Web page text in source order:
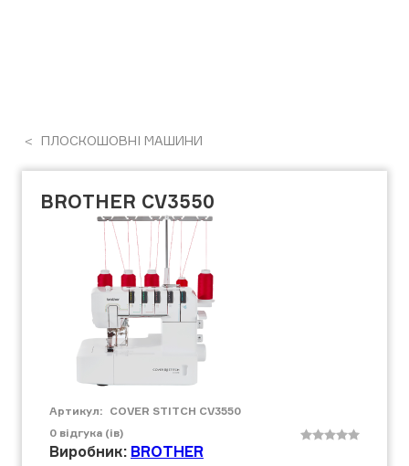
ПЛОСКОШОВНІ МАШИНИ
BROTHER CV3550
Артикул: COVER STITCH CV3550
0 відгука (ів)
Виробник: BROTHER